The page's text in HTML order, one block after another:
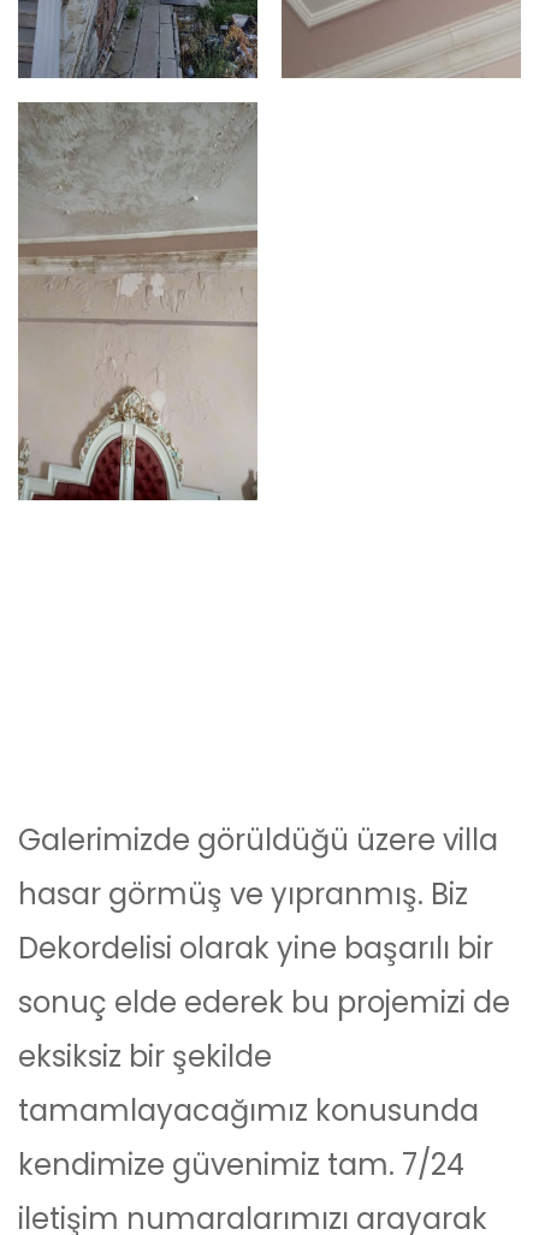
Galerimizde görüldüğü üzere villa
hasar görmüş ve yıpranmış. Biz
Dekordelisi olarak yine başarılı bir
sonuç elde ederek bu projemizi de
eksiksiz bir şekilde
tamamlayacağımız konusunda
kendimize güvenimiz tam. 7/24
iletişim numaralarımızı arayarak